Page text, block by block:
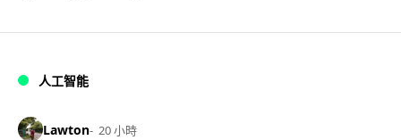
人工智能
Lawton 20 小時